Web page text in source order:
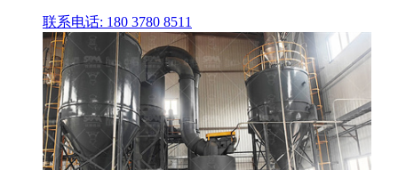
联系电话: 180 3780 8511